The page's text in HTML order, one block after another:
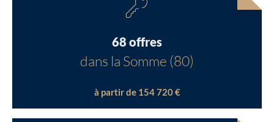
68 offres
dans la Somme (80)
à partir de 154 720 €